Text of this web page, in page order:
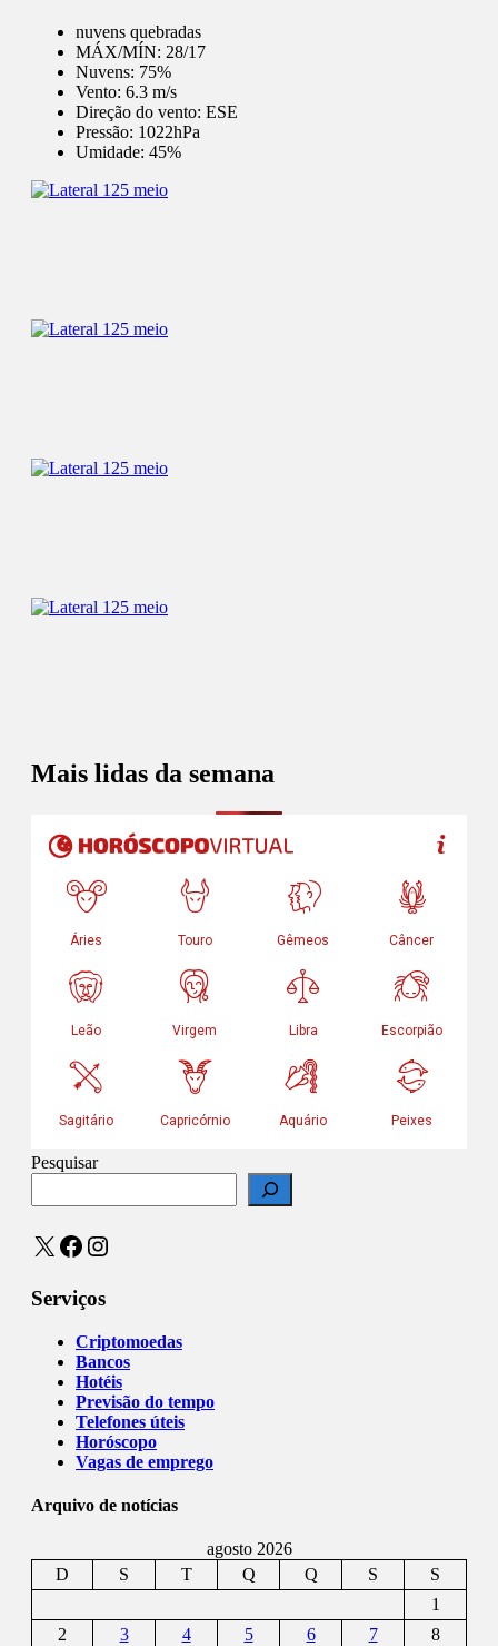
nuvens quebradas
MÁX/MÍN: 28/17
Nuvens: 75%
Vento: 6.3 m/s
Direção do vento: ESE
Pressão: 1022hPa
Umidade: 45%
Mais lidas da semana
Pesquisar
X Facebook
Instagram
Serviços
Criptomoedas
Bancos
Hotéis
Previsão do tempo
Telefones úteis
Horóscopo
Vagas de emprego
Arquivo de notícias
agosto 2026
D
S T Q Q S
S
1
2
3 4 5 6 7
8